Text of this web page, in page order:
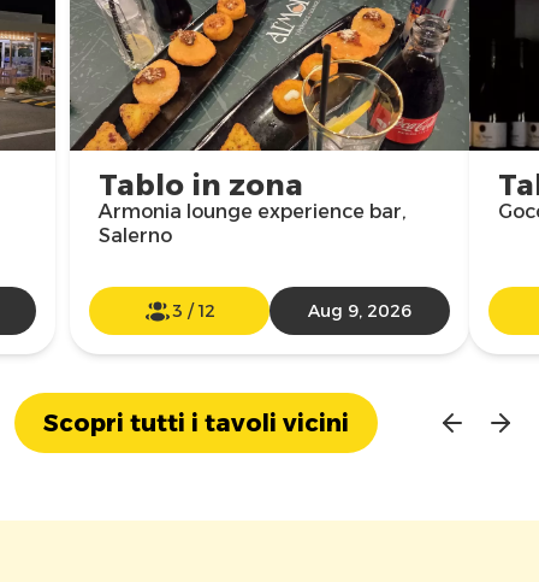
Tablo in zona
Armonia lounge experience bar,
Salerno
3 /12 Aug 9, 2026
Scopri tutti i tavoli vicini